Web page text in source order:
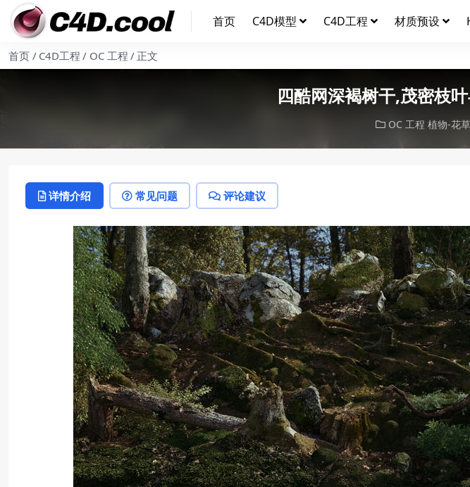
首页 C4D模型 C4D工程 材质预设
首页 C4D工程 OC 工程 正文
四酷网深褐树干,茂密枝
OC 工程 植物-花
详情介绍 常见问题 评论建议